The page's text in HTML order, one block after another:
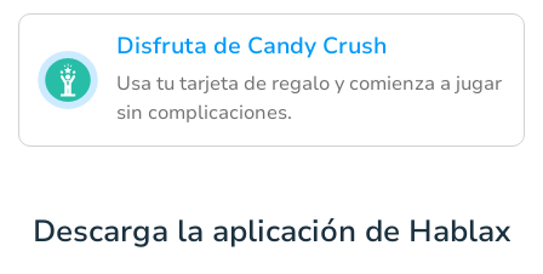
Disfruta de Candy Crush
Usa tu tarjeta de regalo y comienza a jugar
sin complicaciones.
Descarga la aplicación de Hablax